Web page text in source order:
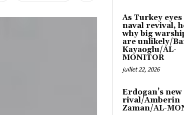
As Turkey eyes
naval revival,
why big
are unlikely/
Kayaoglu/AL-
MONITOR
juillet 22, 2026
Erdogan’s new
rival/Amberin
Zaman/AL-